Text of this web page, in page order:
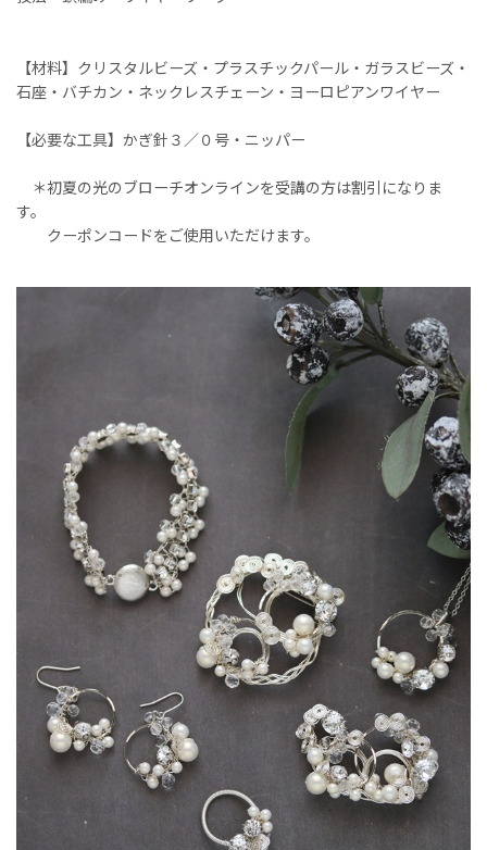
【材料】クリスタルビーズ・プラスチックパール・ガラスビーズ・
石座・バチカン・ネックレスチェーン・ヨーロピアンワイヤー
【必要な工具】かぎ針３／０号・ニッパー
＊初夏の光のブローチオンラインを受講の方は割引になりま
す。
クーポンコードをご使用いただけます。